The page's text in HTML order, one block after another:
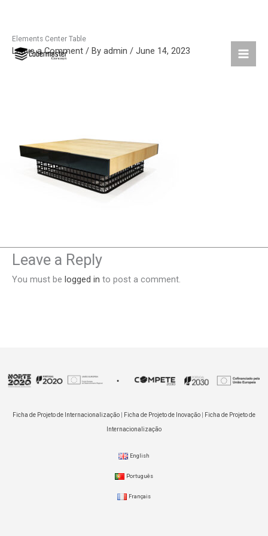
SkipElements Center Table
Leave a Comment / By admin / June 14, 2023
Leave a Reply
You must be logged in to post a comment.
Ficha de Projeto de Internacionalização Ficha de Projeto de Inovação Ficha de Projeto de
Internacionalização
English
Português
Français